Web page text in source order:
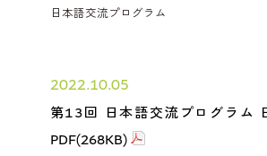
日本語交流プログラム
2022.10.05
第13回 日本語交流プログラム
PDF(268KB)